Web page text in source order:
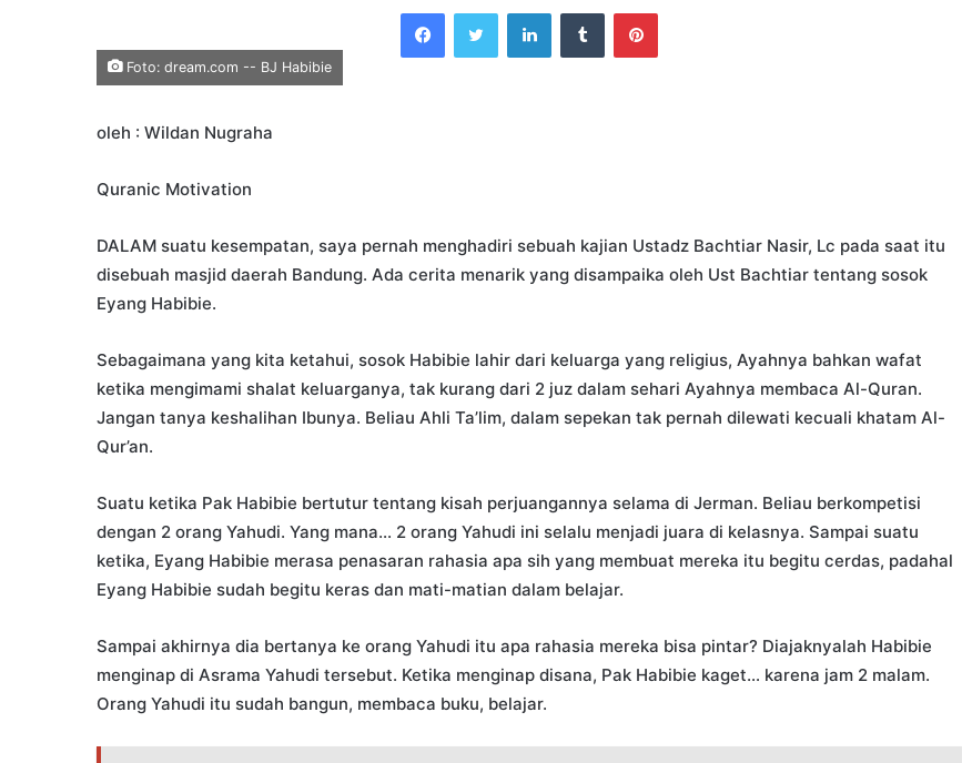
FacebookTwitterLinkedInTumblrPinterest
Foto: dream.com -- BJ Habibie
oleh : Wildan Nugraha
Quranic Motivation
DALAM suatu kesempatan, saya pernah menghadiri sebuah kajian Ustadz Bachtiar Nasir, Lc pada saat itu
disebuah masjid daerah Bandung. Ada cerita menarik yang disampaika oleh Ust Bachtiar tentang sosok
Eyang Habibie.
Sebagaimana yang kita ketahui, sosok Habibie lahir dari keluarga yang religius, Ayahnya bahkan wafat
ketika mengimami shalat keluarganya, tak kurang dari 2 juz dalam sehari Ayahnya membaca Al-Quran.
Jangan tanya keshalihan Ibunya. Beliau Ahli Ta’lim, dalam sepekan tak pernah dilewati kecuali khatam Al-
Qur’an.
Suatu ketika Pak Habibie bertutur tentang kisah perjuangannya selama di Jerman. Beliau berkompetisi
dengan 2 orang Yahudi. Yang mana… 2 orang Yahudi ini selalu menjadi juara di kelasnya. Sampai suatu
ketika, Eyang Habibie merasa penasaran rahasia apa sih yang membuat mereka itu begitu cerdas, padahal
Eyang Habibie sudah begitu keras dan mati-matian dalam belajar.
Sampai akhirnya dia bertanya ke orang Yahudi itu apa rahasia mereka bisa pintar? Diajaknyalah Habibie
menginap di Asrama Yahudi tersebut. Ketika menginap disana, Pak Habibie kaget… karena jam 2 malam.
Orang Yahudi itu sudah bangun, membaca buku, belajar.